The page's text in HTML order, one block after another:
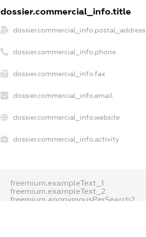
dossier.commercial_info.title
dossier.commercial_info.postal_address
dossier.commercial_info.phone
dossier.commercial_info.fax
dossier.commercial_info.email
dossier.commercial_info.website
dossier.commercial_info.activity
freemium.exampleText_1
freemium.exampleText_2
freemium.anonymousPerSearch2